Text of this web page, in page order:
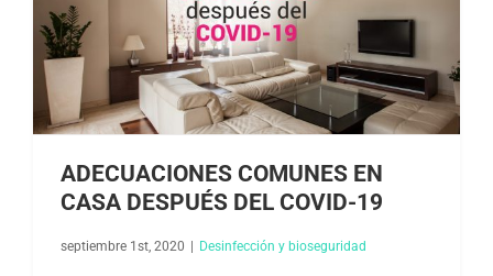
ADECUACIONES COMUNES EN
CASA DESPUÉS DEL COVID-19
septiembre 1st, 2020 | Desinfección y bioseguridad​